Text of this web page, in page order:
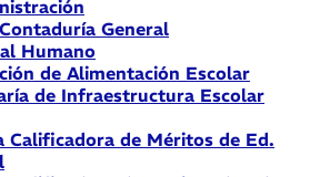
Contaduría General
Humano
de Alimentación Escolar
de Infraestructura Escolar
Calificadora de Méritos de Ed.